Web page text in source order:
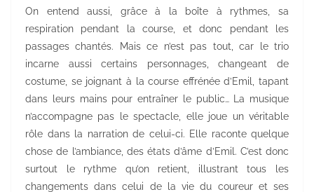
On entend aussi, grâce à la boîte à rythmes, sa
respiration pendant la course, et donc pendant les
passages chantés. Mais ce n’est pas tout, car le trio
incarne aussi certains personnages, changeant de
costume, se joignant à la course effrénée d’Emil, tapant
dans leurs mains pour entraîner le public… La musique
n’accompagne pas le spectacle, elle joue un véritable
rôle dans la narration de celui-ci. Elle raconte quelque
chose de l’ambiance, des états d’âme d’Emil. C’est donc
surtout le rythme qu’on retient, illustrant tous les
changements dans celui de la vie du coureur et ses